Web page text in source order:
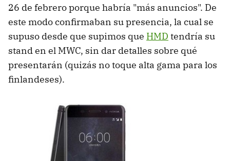
26 de febrero porque habría "más anuncios". De
este modo confirmaban su presencia, la cual se
supuso desde que supimos que HMD tendría su
stand en el MWC, sin dar detalles sobre qué
presentarán (quizás no toque alta gama para los
finlandeses).